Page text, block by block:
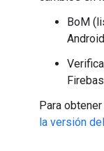
BoM
Android
Para
la versión